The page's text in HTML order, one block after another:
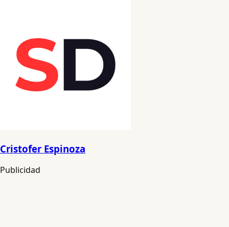
Cristofer Espinoza
Publicidad